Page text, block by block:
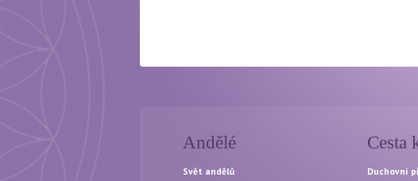
Andělé
Svět andělů
Cesta
Duchovní